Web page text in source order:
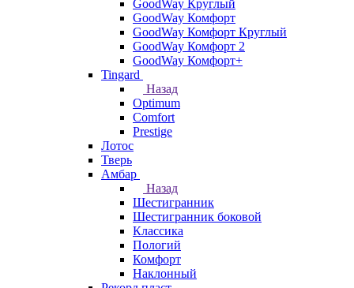
GoodWay Круглый
GoodWay Комфорт
GoodWay Комфорт Круглый
GoodWay Комфорт 2
GoodWay Комфорт+
Tingard
Назад
Optimum
Comfort
Prestige
Лотос
Тверь
Амбар
Назад
Шестигранник
Шестигранник боковой
Классика
Пологий
Комфорт
Наклонный